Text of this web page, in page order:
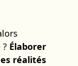
Élaborer
réalités